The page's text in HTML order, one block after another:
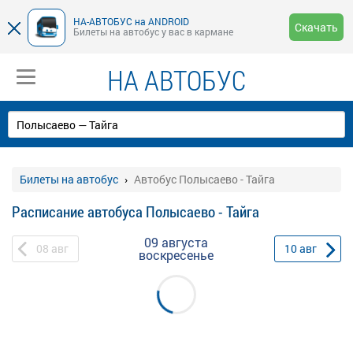
НА-АВТОБУС на ANDROID
Билеты на автобус у вас в кармане
Скачать
НА АВТОБУС
Билеты на автобус Автобус Полысаево - Тайга
Расписание автобуса Полысаево - Тайга
08 авг 09 августа
воскресенье 10авг